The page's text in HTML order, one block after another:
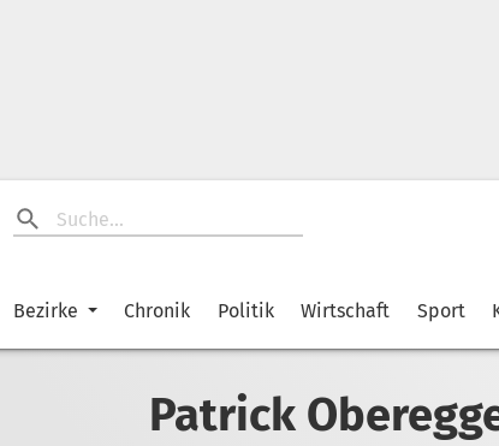
Bezirke Chronik Politik Wirtschaft Sport
Patrick